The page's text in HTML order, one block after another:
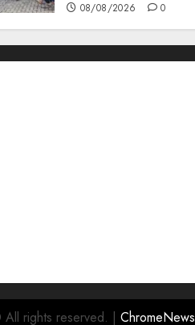
08/08/2026 0
rights reserved. | ChromeNews